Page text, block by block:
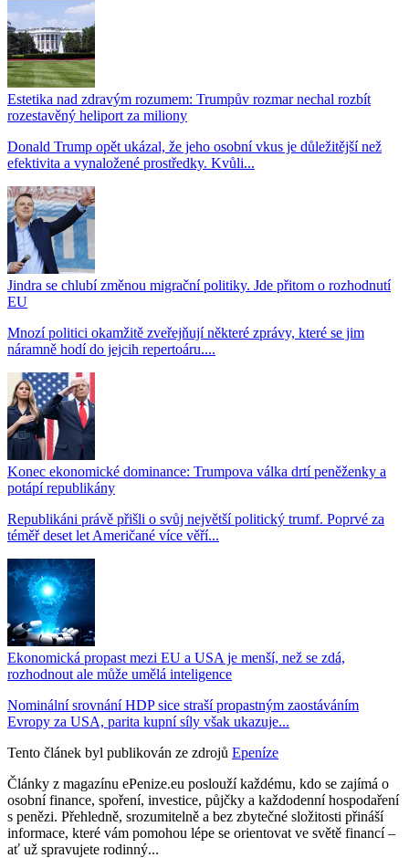
Estetika nad zdravým rozumem: Trumpův rozmar nechal rozbít
rozestavěný heliport za miliony
Donald Trump opět ukázal, že jeho osobní vkus je důležitější než
efektivita a vynaložené prostředky. Kvůli...
Jindra se chlubí změnou migrační politiky. Jde přitom o rozhodnutí
EU
Mnozí politici okamžitě zveřejňují některé zprávy, které se jim
náramně hodí do jejcih repertoáru....
Konec ekonomické dominance: Trumpova válka drtí peněženky a
potápí republikány
Republikáni právě přišli o svůj největší politický trumf. Poprvé za
téměř deset let Američané více věří...
Ekonomická propast mezi EU a USA je menší, než se zdá,
rozhodnout ale může umělá inteligence
Nominální srovnání HDP sice straší propastným zaostáváním
Evropy za USA, parita kupní síly však ukazuje...
Tento článek byl publikován ze zdrojů Epeníze
Články z magazínu ePenize.eu poslouží každému, kdo se zajímá o
osobní finance, spoření, investice, půjčky a každodenní hospodaření
s penězi. Přehledně, srozumitelně a bez zbytečné složitosti přináší
informace, které vám pomohou lépe se orientovat ve světě financí –
ať už spravujete rodinný...